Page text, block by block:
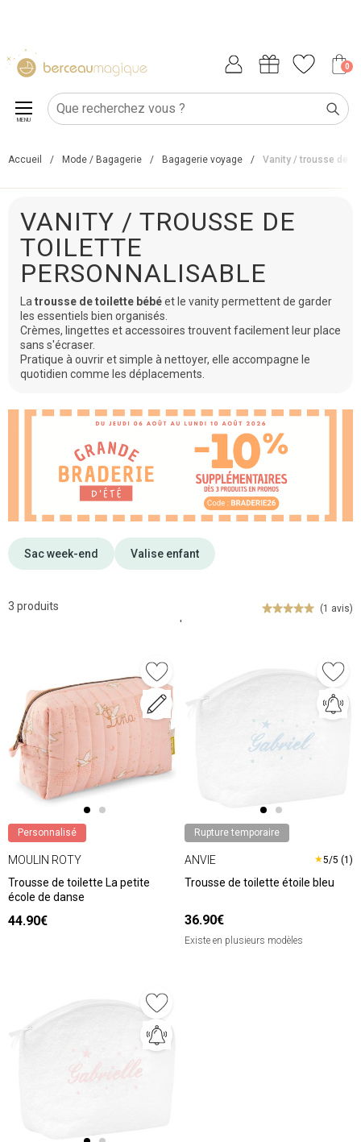
0
MENU
Accueil / Mode / Bagagerie / Bagagerie voyage / Vanity / trousse de
VANITY / TROUSSE DE
TOILETTE
PERSONNALISABLE
La trousse de toilette bébéet le vanity permettent de garder
les essentiels bien organisés.
Crèmes, lingettes et accessoires trouvent facilement leur place
sans s'écraser.
Pratique à ouvrir et simple à nettoyer, elle accompagne le
quotidien comme les déplacements.
Sac week-end Valise enfant
3 produits (1 avis)
'
Personnalisé
MOULIN ROTY
Trousse de toilette La petite
école de danse
44.90€
Rupture temporaire
ANVIE ★5/5 (1)
Trousse de toilette étoile bleu
36.90€
Existe en plusieurs modèles